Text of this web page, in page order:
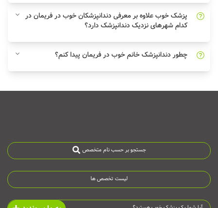
پزشک خوب علاوه بر معرفی دندانپزشکان خوب در فریمان در
کدام شهرهای نزدیک دندانپزشک دارد؟
چطور دندانپزشک خانم خوب در فریمان پیدا کنم؟
جستجو بر حسب نام متخصص
لیست تخصص ها